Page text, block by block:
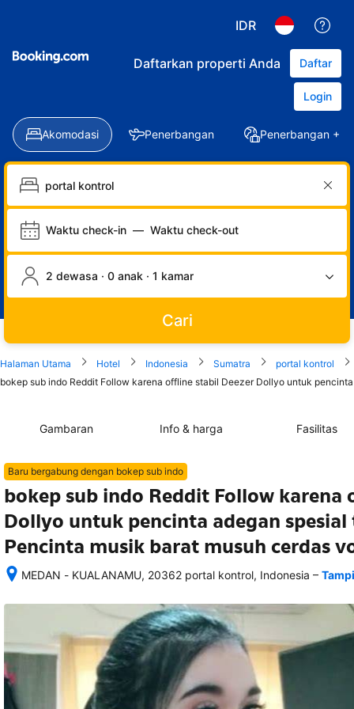
IDR
Daftarkan properti Anda Daftar
Login
Akomodasi Penerbangan Penerbangan +
Waktu check-in — Waktu check-out
2 dewasa · 0 anak · 1 kamar
Cari
Halaman Utama Hotel Indonesia Sumatra
portal kontrol
bokep sub indo Reddit Follow karena offline stabil Deezer Dollyo untuk
Gambaran Info & harga Fasilitas
Baru bergabung dengan bokep sub indo
bokep sub indo Reddit Follow karena
Dollyo untuk pencinta adegan
Pencinta musik barat musuh cerdas
MEDAN - KUALANAMU, 20362 portal kontrol, Indonesia
memesan,
akomodasi
–